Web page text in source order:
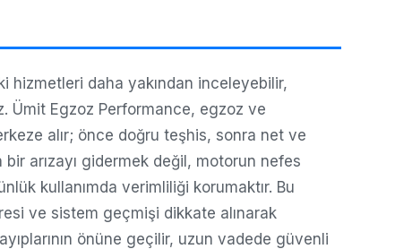
hizmetleri daha yakından inceleyebilir,
Ümit Egzoz Performance, egzoz ve
alır; önce doğru teşhis, sonra net ve
bir arızayı gidermek değil, motorun nefes
kullanımda verimliliği korumaktır. Bu
ve sistem geçmişi dikkate alınarak
önüne geçilir, uzun vadede güvenli